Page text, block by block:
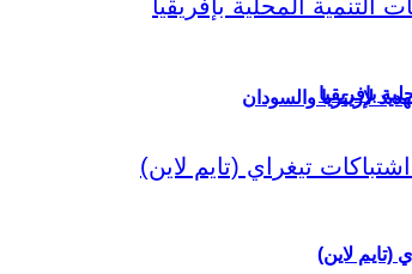
لإريتريا والسودان
بإفريقيا
(تايم لاين)